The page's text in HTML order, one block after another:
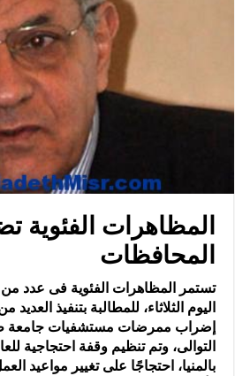
المظاهرات الفئوية
المحافظات
تستمر المظاهرات الفئوية فى عدد
اليوم الثلاثاء، للمطالبة بتنفيذ
إضراب ممرضات مستشفيات جامعة
التوالى، وتم تنظيم وقفة احتجاجية
بالمنيا، احتجاجًا على تغيير مواعيد